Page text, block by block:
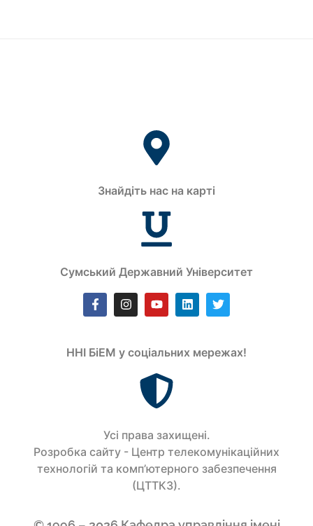
Знайдіть нас на карті
Сумський Державний Університет
ННІ БіЕМ у соціальних мережах!
Усi права захищенi.
Розробка сайту - Центр телекомунікаційних
технологій та комп’ютерного забезпечення
(ЦТТКЗ).